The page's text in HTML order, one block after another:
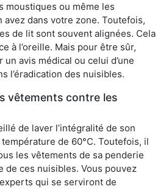
moustiques ou même les
avez dans votre zone. Toutefois,
de lit sont souvent alignées. Cela
à l’oreille. Mais pour être sûr,
avis médical ou celui d’une
l’éradication des nuisibles.
vêtements contre les
de laver l’intégralité de son
de 60°C. Toutefois, il
les vêtements de sa penderie
de ces nuisibles. Vous pouvez
qui se serviront de